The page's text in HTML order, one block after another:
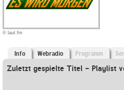
© laut.fm
Info Webradio Programm
Zuletzt gespielte Titel - Playlist